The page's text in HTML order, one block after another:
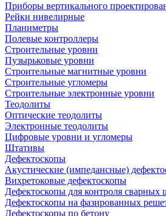
Приборы вертикального
Рейки нивелирные
Планиметры
Полевые контроллеры
Строительные уровни
Пузырьковые уровни
Строительные магнитные уровни
Строительные угломеры
Строительные электронные уровни
Теодолиты
Оптические теодолиты
Электронные теодолиты
Цифровые уровни и угломеры
Штативы
Дефектоскопы
Акустические (импедансные)
Вихретоковые дефектоскопы
Дефектоскопы для контроля сварных
Дефектоскопы на фазированных
Дефектоскопы по бетону